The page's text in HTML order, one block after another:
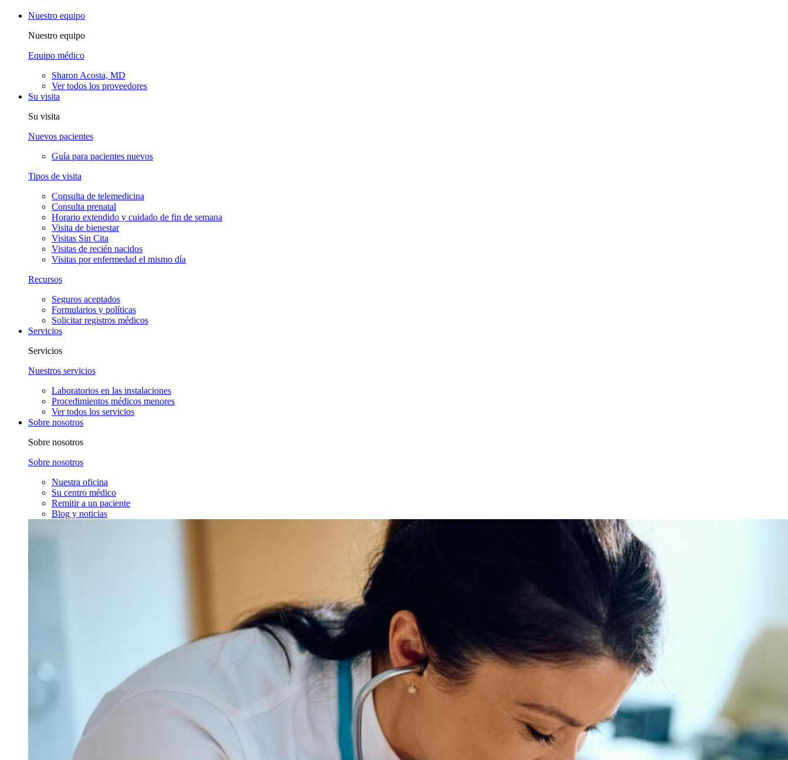
Nuestro equipo
Nuestro equipo
Equipo médico
Sharon Acosta, MD
Ver todos los proveedores
Su visita
Su visita
Nuevos pacientes
Guía para pacientes nuevos
Tipos de visita
Consulta de telemedicina
Consulta prenatal
Horario extendido y cuidado de fin de semana
Visita de bienestar
Visitas Sin Cita
Visitas de recién nacidos
Visitas por enfermedad el mismo día
Recursos
Seguros aceptados
Formularios y políticas
Solicitar registros médicos
Servicios
Servicios
Nuestros servicios
Laboratorios en las instalaciones
Procedimientos médicos menores
Ver todos los servicios
Sobre nosotros
Sobre nosotros
Sobre nosotros
Nuestra oficina
Su centro médico
Remitir a un paciente
Blog y noticias